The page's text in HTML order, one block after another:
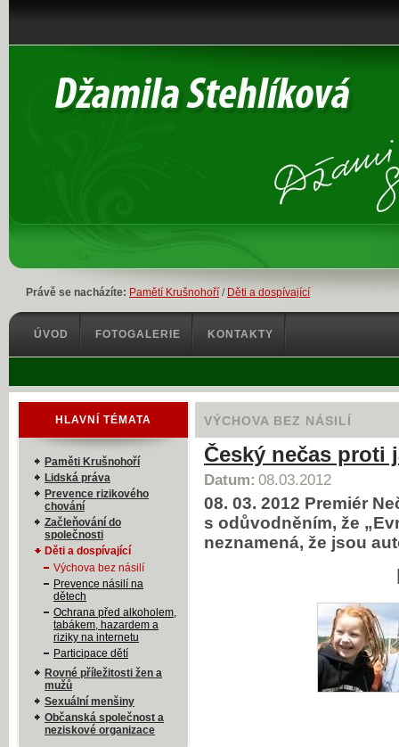
Právě se nacházíte: Pamětí Krušnohoří / Děti a dospívající
VÝCHOVA BEZ NÁSILÍ
Český nečas proti
Datum: 08.03.2012
08. 03. 2012 Premiér
s odůvodněním, že
neznamená, že jsou
HLAVNÍ TÉMATA
Paměti Krušnohoří
Lidská práva
Prevence rizikového
chování
Začleňování do
společnosti
Děti a dospívající
Výchova bez násilí
Prevence násilí na
dětech
Ochrana před alkoholem,
tabákem, hazardem a
riziky na internetu
Participace dětí
Rovné příležitosti žen a
mužů
Sexuální menšiny
Občanská společnost a
neziskové organizace
ÚVOD FOTOGALERIE KONTAKTY